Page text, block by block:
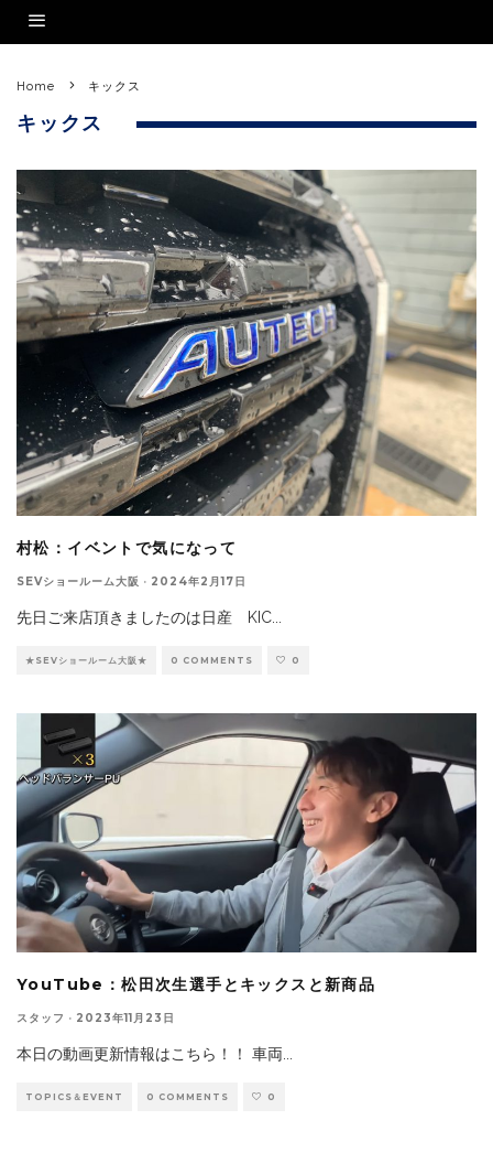
Home キックス
キックス
村松：イベントで気になって
SEVショールーム大阪 · 2024年2月17日
先日ご来店頂きましたのは日産 KIC
★SEVショールーム大阪★ 0 COMMENTS 0
YouTube：松田次生選手とキックスと新商品
スタッフ · 2023年11月23日
本日の動画更新情報はこちら！！ 車両
TOPICS＆EVENT 0 COMMENTS 0